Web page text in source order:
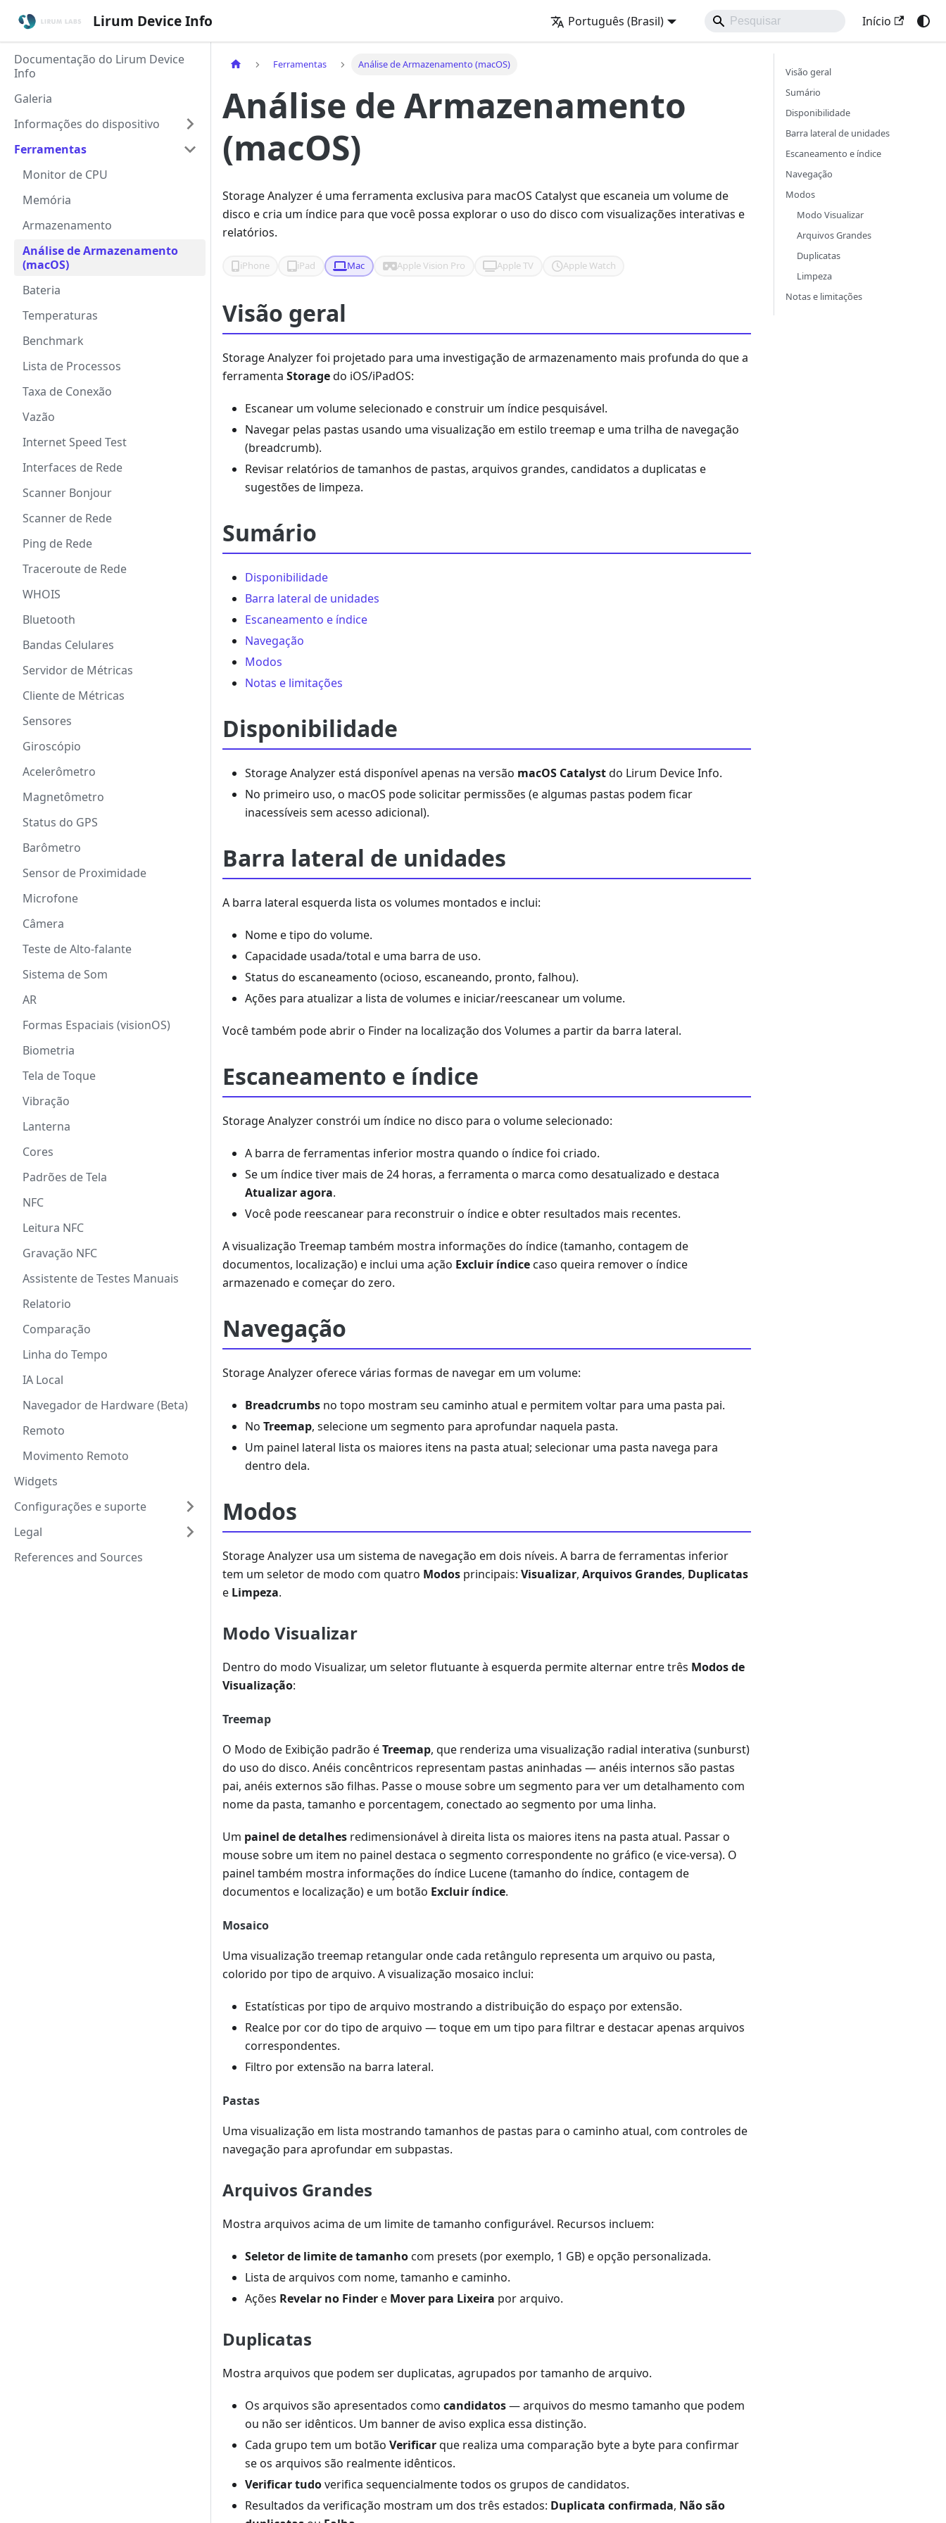
Lirum Device Info Português (Brasil) Início
Documentação do Lirum Device
Info
Galeria
Informações do dispositivo
Ferramentas
Monitor de CPU
Memória
Armazenamento
Análise de Armazenamento
(macOS)
Bateria
Temperaturas
Benchmark
Lista de Processos
Taxa de Conexão
Vazão
Internet Speed Test
Interfaces de Rede
Scanner Bonjour
Scanner de Rede
Ping de Rede
Traceroute de Rede
WHOIS
Bluetooth
Bandas Celulares
Servidor de Métricas
Cliente de Métricas
Sensores
Giroscópio
Acelerômetro
Magnetômetro
Status do GPS
Barômetro
Sensor de Proximidade
Microfone
Câmera
Teste de Alto-falante
Sistema de Som
AR
Formas Espaciais (visionOS)
Biometria
Tela de Toque
Vibração
Lanterna
Cores
Padrões de Tela
NFC
Leitura NFC
Gravação NFC
Assistente de Testes Manuais
Relatorio
Comparação
Linha do Tempo
IA Local
Navegador de Hardware (Beta)
Remoto
Movimento Remoto
Widgets
Configurações e suporte
Legal
References and Sources
Ferramentas Análise de Armazenamento (macOS)
Análise de Armazenamento
(macOS)
Storage Analyzer é uma ferramenta exclusiva para macOS Catalyst que escaneia um volume de
disco e cria um índice para que você possa explorar o uso do disco com visualizações interativas e
relatórios.
iPhone iPad Mac Apple Vision Pro Apple TV Apple Watch
Visão geral
Storage Analyzer foi projetado para uma investigação de armazenamento mais profunda do que a
ferramenta Storagedo iOS/iPadOS:
Escanear um volume selecionado e construir um índice pesquisável.
Navegar pelas pastas usando uma visualização em estilo treemap e uma trilha de navegação
(breadcrumb).
Revisar relatórios de tamanhos de pastas, arquivos grandes, candidatos a duplicatas e
sugestões de limpeza.
Sumário
Disponibilidade
Barra lateral de unidades
Escaneamento e índice
Navegação
Modos
Notas e limitações
Disponibilidade
Storage Analyzer está disponível apenas na versão macOS Catalystdo Lirum Device Info.
No primeiro uso, o macOS pode solicitar permissões (e algumas pastas podem ficar
inacessíveis sem acesso adicional).
Barra lateral de unidades
A barra lateral esquerda lista os volumes montados e inclui:
Nome e tipo do volume.
Capacidade usada/total e uma barra de uso.
Status do escaneamento (ocioso, escaneando, pronto, falhou).
Ações para atualizar a lista de volumes e iniciar/reescanear um volume.
Você também pode abrir o Finder na localização dos Volumes a partir da barra lateral.
Escaneamento e índice
Storage Analyzer constrói um índice no disco para o volume selecionado:
A barra de ferramentas inferior mostra quando o índice foi criado.
Se um índice tiver mais de 24 horas, a ferramenta o marca como desatualizado e destaca
Atualizar agora.
Você pode reescanear para reconstruir o índice e obter resultados mais recentes.
A visualização Treemap também mostra informações do índice (tamanho, contagem de
documentos, localização) e inclui uma ação Excluir índicecaso queira remover o índice
armazenado e começar do zero.
Navegação
Storage Analyzer oferece várias formas de navegar em um volume:
Breadcrumbs no topo mostram seu caminho atual e permitem voltar para uma pasta pai.
No Treemap, selecione um segmento para aprofundar naquela pasta.
Um painel lateral lista os maiores itens na pasta atual; selecionar uma pasta navega para
dentro dela.
Modos
Storage Analyzer usa um sistema de navegação em dois níveis. A barra de ferramentas inferior
tem um seletor de modo com quatro Modos principais: Visualizar, Arquivos Grandes, Duplicatas
e Limpeza.
Modo Visualizar
Dentro do modo Visualizar, um seletor flutuante à esquerda permite alternar entre três Modos de
Visualização:
Treemap
O Modo de Exibição padrão éTreemap, que renderiza uma visualização radial interativa (sunburst)
do uso do disco. Anéis concêntricos representam pastas aninhadas — anéis internos são pastas
pai, anéis externos são filhas. Passe o mouse sobre um segmento para ver um detalhamento com
nome da pasta, tamanho e porcentagem, conectado ao segmento por uma linha.
Um painel de detalhes redimensionável à direita lista os maiores itens na pasta atual. Passar o
mouse sobre um item no painel destaca o segmento correspondente no gráfico (e vice-versa). O
painel também mostra informações do índice Lucene (tamanho do índice, contagem de
documentos e localização) e um botão Excluir índice.
Mosaico
Uma visualização treemap retangular onde cada retângulo representa um arquivo ou pasta,
colorido por tipo de arquivo. A visualização mosaico inclui:
Estatísticas por tipo de arquivo mostrando a distribuição do espaço por extensão.
Realce por cor do tipo de arquivo — toque em um tipo para filtrar e destacar apenas arquivos
correspondentes.
Filtro por extensão na barra lateral.
Pastas
Uma visualização em lista mostrando tamanhos de pastas para o caminho atual, com controles de
navegação para aprofundar em subpastas.
Arquivos Grandes
Mostra arquivos acima de um limite de tamanho configurável. Recursos incluem:
Seletor de limite de tamanhocom presets (por exemplo, 1 GB) e opção personalizada.
Lista de arquivos com nome, tamanho e caminho.
Ações Revelar no Findere Mover para Lixeira por arquivo.
Duplicatas
Mostra arquivos que podem ser duplicatas, agrupados por tamanho de arquivo.
Os arquivos são apresentados como candidatos— arquivos do mesmo tamanho que podem
ou não ser idênticos. Um banner de aviso explica essa distinção.
Cada grupo tem um botão Verificarque realiza uma comparação byte a byte para confirmar
se os arquivos são realmente idênticos.
Verificar tudoverifica sequencialmente todos os grupos de candidatos.
Resultados da verificação mostram um dos três estados: Duplicata confirmada, Não são
Visão geral
Sumário
Disponibilidade
Barra lateral de unidades
Escaneamento e índice
Navegação
Modos
Modo Visualizar
Arquivos Grandes
Duplicatas
Limpeza
Notas e limitações